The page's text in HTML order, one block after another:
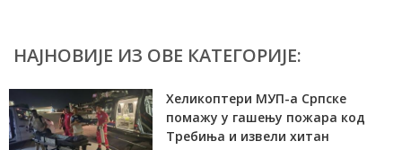
НАЈНОВИЈЕ ИЗ ОВЕ КАТЕГОРИЈЕ:
Хеликоптери МУП-а Српске
помажу у гашењу пожара код
Требиња и извели хитан